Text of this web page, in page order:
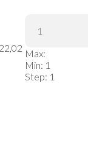
22,02 Max:
Min: 1
Step: 1